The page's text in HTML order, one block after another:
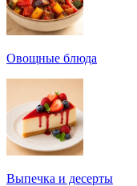
Овощные блюда
Выпечка и десерты